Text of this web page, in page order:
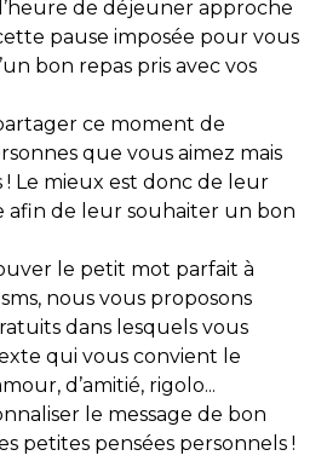
de déjeuner approche
pause imposée pour vous
bon repas pris avec vos
ce moment de
que vous aimez mais
Le mieux est donc de leur
afin de leur souhaiter un bon
le petit mot parfait à
nous vous proposons
dans lesquels vous
qui vous convient le
d’amitié, rigolo...
le message de bon
petites pensées personnels !